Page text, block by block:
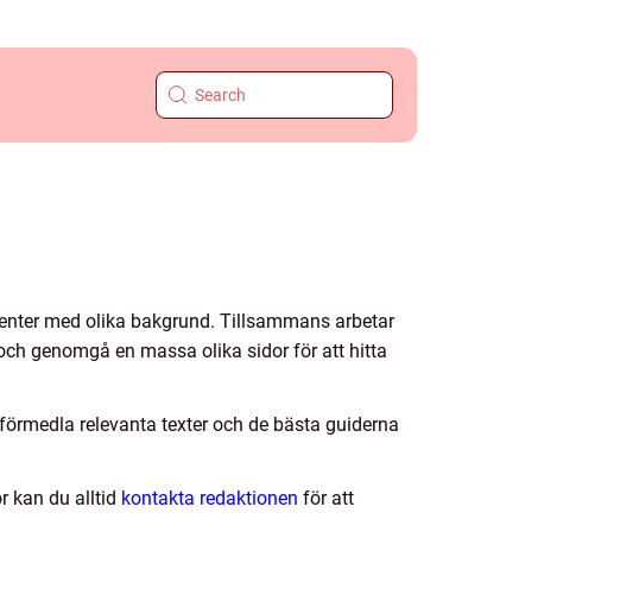
med olika bakgrund. Tillsammans arbetar
genomgå en massa olika sidor för att hitta
relevanta texter och de bästa guiderna
kan du alltid kontakta redaktionen för att